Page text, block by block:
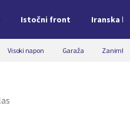
Istočni front Iranska
Visoki napon Garaža